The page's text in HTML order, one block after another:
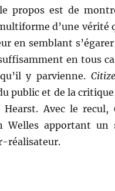
propos est de
d’une
en semblant
en tous
y parvienne.
public et de la
Avec le recul,
Welles apportant
réalisateur.